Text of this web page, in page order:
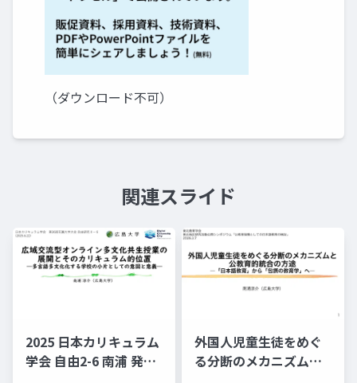
（ダウンロード不可）
関連スライド
2025 日本カリキュラム
学会 自由2-6 南浦 発表
外国人児童生徒をめぐ
る分断のメカニズムと